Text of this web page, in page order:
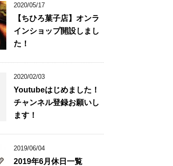
2020/05/17
【ちひろ菓子店】オンラ
インショップ開設しまし
た！
2020/02/03
Youtubeはじめました！
チャンネル登録お願いし
ます！
2019/06/04
2019年6月休日一覧